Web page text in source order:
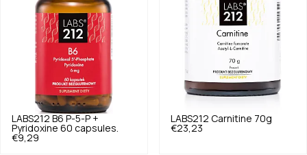
LABS212 B6 P-5-P +
Pyridoxine 60 capsules.
€9,29
LABS212 Carnitine 70g
€23,23